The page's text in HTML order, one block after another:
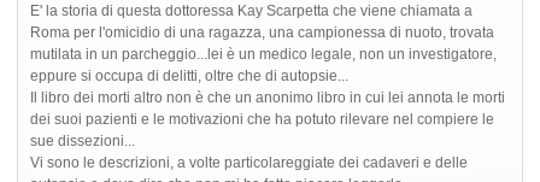
E' la storia di questa dottoressa Kay Scarpetta che viene chiamata a
Roma per l'omicidio di una ragazza, una campionessa di nuoto, trovata
mutilata in un parcheggio...lei è un medico legale, non un investigatore,
eppure si occupa di delitti, oltre che di autopsie...
Il libro dei morti altro non è che un anonimo libro in cui lei annota le morti
dei suoi pazienti e le motivazioni che ha potuto rilevare nel compiere le
sue dissezioni...
Vi sono le descrizioni, a volte particolareggiate dei cadaveri e delle